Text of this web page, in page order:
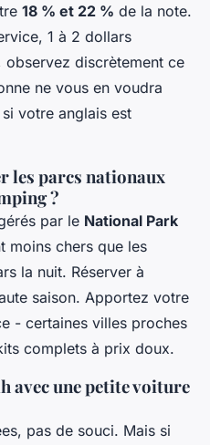
18 % et 22 % de la note.
1 à 2 dollars
observez discrètement ce
ne vous en voudra
votre anglais est
les parcs nationaux
?
par le National Park
moins chers que les
la nuit. Réserver à
saison. Apportez votre
- certaines villes proches
complets à prix doux.
avec une petite voiture
pas de souci. Mais si